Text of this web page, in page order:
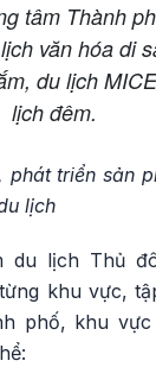
tâm Thành
văn hóa di
du lịch
lịch đêm.
triển sản
lịch
du lịch Thủ
khu vực,
phố, khu